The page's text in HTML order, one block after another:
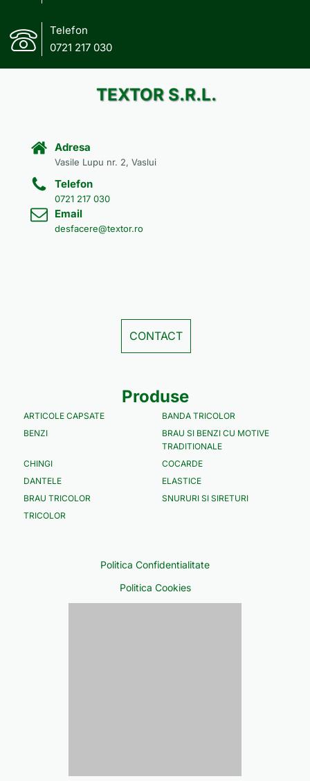
Telefon
0721 217 030
TEXTOR S.R.L.
Adresa
Vasile Lupu nr. 2, Vaslui
Telefon
0721 217 030
Email
desfacere@textor.ro
CONTACT
Produse
ARTICOLE CAPSATE
BANDA TRICOLOR
BENZI
BRAU SI BENZI CU MOTIVE
TRADITIONALE
CHINGI
COCARDE
DANTELE
ELASTICE
BRAU TRICOLOR
SNURURI SI SIRETURI
TRICOLOR
Politica Confidentialitate
Politica Cookies